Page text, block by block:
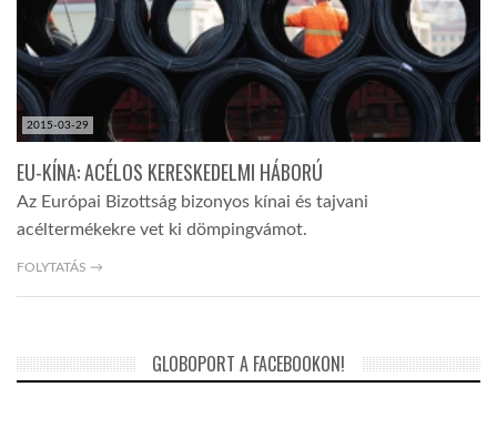
AUSZTRÁLIA
A VILÁG ITTHON
GLOBOTV BP
HÍR3D
2015-03-29
EU-KÍNA: ACÉLOS KERESKEDELMI HÁBORÚ
Az Európai Bizottság bizonyos kínai és tajvani
acéltermékekre vet ki dömpingvámot.
FOLYTATÁS →
GLOBOPORT A FACEBOOKON!